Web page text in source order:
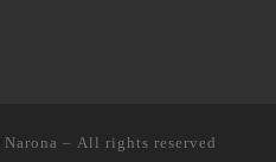
– All rights reserved